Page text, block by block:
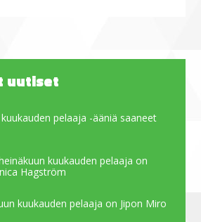
uutiset
pelaaja -ääniä saaneet
kuukauden pelaaja on
Hagström
kuukauden pelaaja on Jipon Miro